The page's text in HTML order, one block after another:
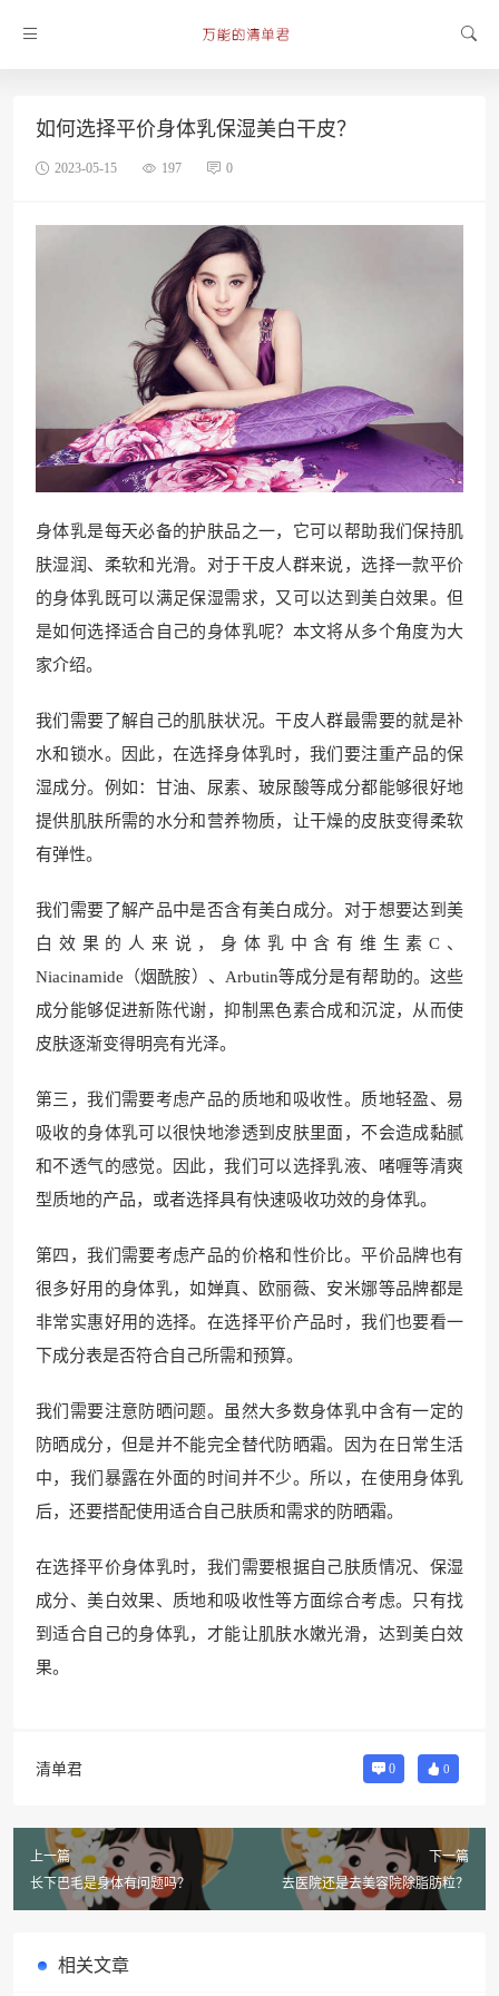
如何选择平价身体乳保湿美白干皮？
2023-05-15 197 0
身体乳是每天必备的护肤品之一，它可以帮助我们保持肌
肤湿润、柔软和光滑。对于干皮人群来说，选择一款平价
的身体乳既可以满足保湿需求，又可以达到美白效果。但
是如何选择适合自己的身体乳呢？本文将从多个角度为大
家介绍。
我们需要了解自己的肌肤状况。干皮人群最需要的就是补
水和锁水。因此，在选择身体乳时，我们要注重产品的保
湿成分。例如：甘油、尿素、玻尿酸等成分都能够很好地
提供肌肤所需的水分和营养物质，让干燥的皮肤变得柔软
有弹性。
我们需要了解产品中是否含有美白成分。对于想要达到美
白效果的人来说，身体乳中含有维生素C、
Niacinamide（烟酰胺）、Arbutin等成分是有帮助的。这些
成分能够促进新陈代谢，抑制黑色素合成和沉淀，从而使
皮肤逐渐变得明亮有光泽。
第三，我们需要考虑产品的质地和吸收性。质地轻盈、易
吸收的身体乳可以很快地渗透到皮肤里面，不会造成黏腻
和不透气的感觉。因此，我们可以选择乳液、啫喱等清爽
型质地的产品，或者选择具有快速吸收功效的身体乳。
第四，我们需要考虑产品的价格和性价比。平价品牌也有
很多好用的身体乳，如婵真、欧丽薇、安米娜等品牌都是
非常实惠好用的选择。在选择平价产品时，我们也要看一
下成分表是否符合自己所需和预算。
我们需要注意防晒问题。虽然大多数身体乳中含有一定的
防晒成分，但是并不能完全替代防晒霜。因为在日常生活
中，我们暴露在外面的时间并不少。所以，在使用身体乳
后，还要搭配使用适合自己肤质和需求的防晒霜。
在选择平价身体乳时，我们需要根据自己肤质情况、保湿
成分、美白效果、质地和吸收性等方面综合考虑。只有找
到适合自己的身体乳，才能让肌肤水嫩光滑，达到美白效
果。
清单君 0 0
上一篇
长下巴毛是身体有问题吗？
下一篇
去医院还是去美容院除脂肪粒？
相关文章